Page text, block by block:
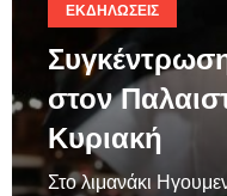
ΕΚΔΗΛΏΣΕΙΣ
στον
Κυριακή
Στο λιμανάκι